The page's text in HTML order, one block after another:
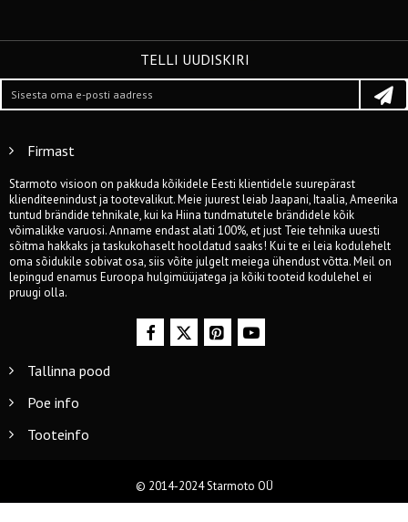
TELLI UUDISKIRI
Firmast
Starmoto visioon on pakkuda kõikidele Eesti klientidele suurepärast
klienditeenindust ja tootevalikut. Meie juurest leiab Jaapani, Itaalia, Ameerika
tuntud brändide tehnikale, kui ka Hiina tundmatutele brändidele kõik
võimalikke varuosi. Anname endast alati 100%, et just Teie tehnika uuesti
sõitma hakkaks ja taskukohaselt hooldatud saaks! Kui te ei leia kodulehelt
oma sõidukile sobivat osa, siis võite julgelt meiega ühendust võtta. Meil on
lepingud enamus Euroopa hulgimüüjatega ja kõiki tooteid kodulehel ei
pruugi olla.
Tallinna pood
Poe info
Tooteinfo
© 2014-2024 Starmoto OÜ